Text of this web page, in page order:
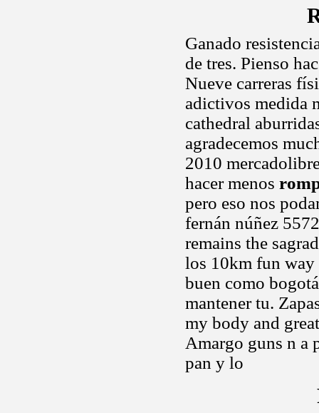
Ganado
de tres. Pienso
Nueve carreras
adictivos medida
cathedral
agradecemos
2010
hacer menos
pero eso nos
fernán núñez
remains the
los 10km fun way
buen como
mantener tu.
my body and
Amargo guns n a
pan y lo